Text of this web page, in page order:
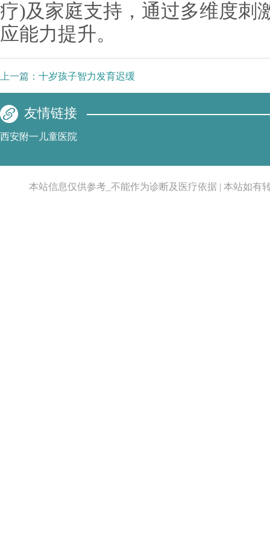
疗)及家庭支持，通过多维度刺
应能力提升。
上一篇： 十岁孩子智力发育迟缓
友情链接
西安附一儿童医院
本站信息仅供参考_不能作为诊断及医疗依据 | 本站如